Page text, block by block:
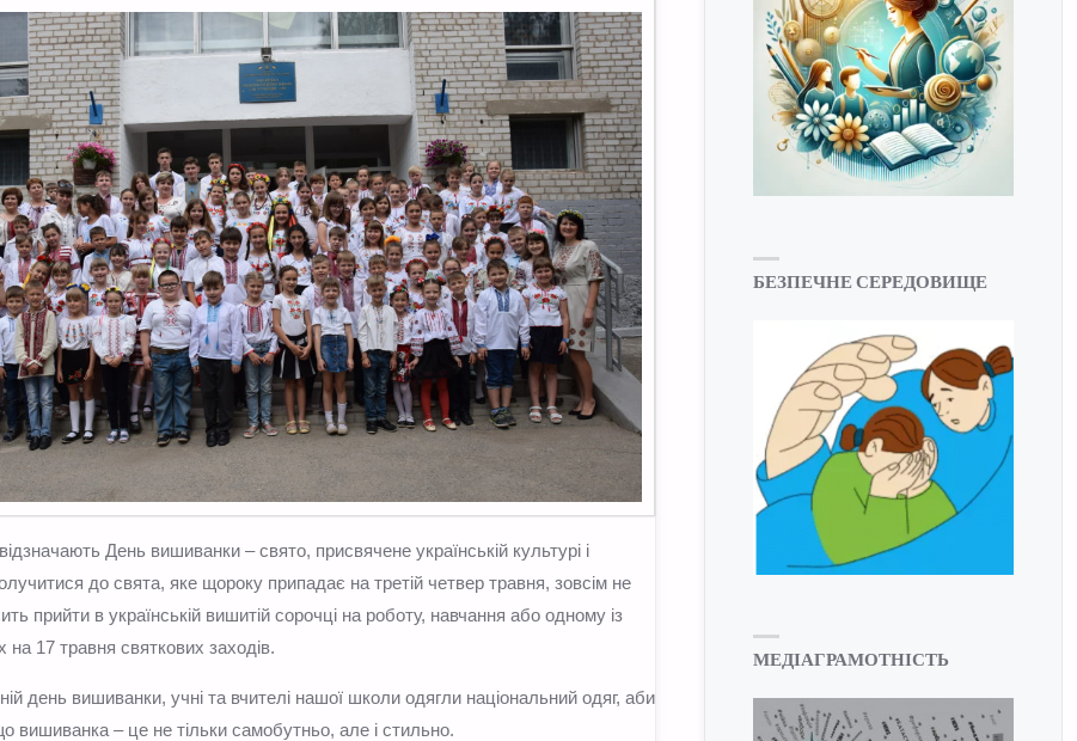
День вишиванки – свято, присвячене українській культурі і
до свята, яке щороку припадає на третій четвер травня, зовсім не
прийти в українській вишитій сорочці на роботу, навчання або одному із
на 17 травня святкових заходів.
день вишиванки, учні та вчителі нашої школи одягли національний одяг, аби
вишиванка – це не тільки самобутньо, але і стильно.
БЕЗПЕЧНЕ СЕРЕДОВИЩЕ
МЕДІАГРАМОТНІСТЬ